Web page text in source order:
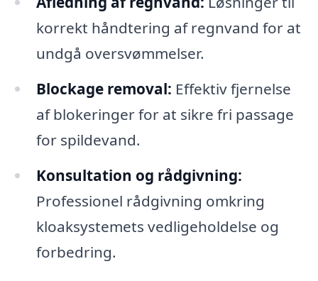
korrekt håndtering af regnvand for at
undgå oversvømmelser.
Blockage removal: Effektiv fjernelse
af blokeringer for at sikre fri passage
for spildevand.
Konsultation og rådgivning:
Professionel rådgivning omkring
kloaksystemets vedligeholdelse og
forbedring.